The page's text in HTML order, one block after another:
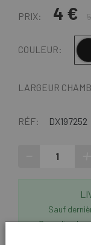
PRIX: 4 €
COULEUR:
LARGEUR
RÉF: DX197252
Sauf
Consultez les